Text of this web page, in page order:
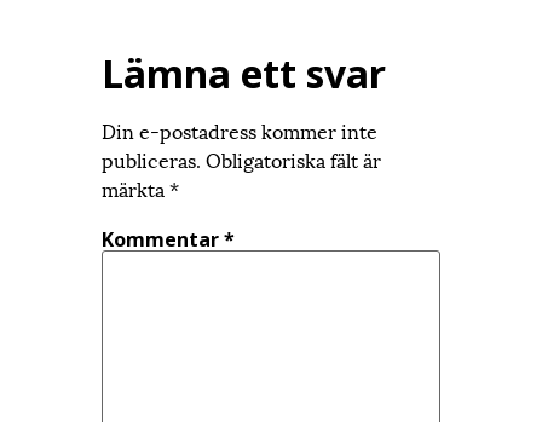
Lämna ett svar
Din e-postadress kommer inte
publiceras. Obligatoriska fält är
märkta*
Kommentar*